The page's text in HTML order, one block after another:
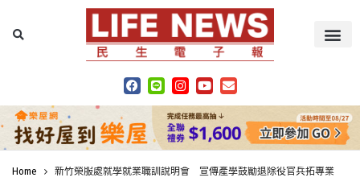
Home 新竹榮服處就學就業職訓說明會 宣傳產學鼓勵退除役官兵拓專業